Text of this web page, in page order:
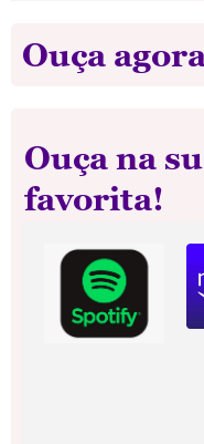
Ouça
Ouça na
favorita!